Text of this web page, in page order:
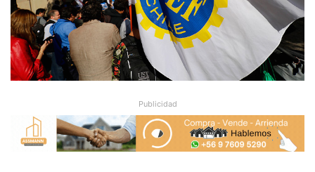
Publicidad